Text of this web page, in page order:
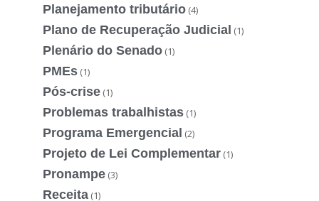
Planejamento tributário (4)
Plano de Recuperação Judicial (1)
Plenário do Senado (1)
PMEs (1)
Pós-crise (1)
Problemas trabalhistas (1)
Programa Emergencial (2)
Projeto de Lei Complementar (1)
Pronampe (3)
Receita (1)